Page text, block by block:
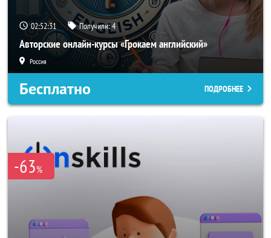
02:52:31 Получили:4
Авторские онлайн-курсы «Грокаем английский»
Россия
Бесплатно ПОДРОБНЕЕ
-63%